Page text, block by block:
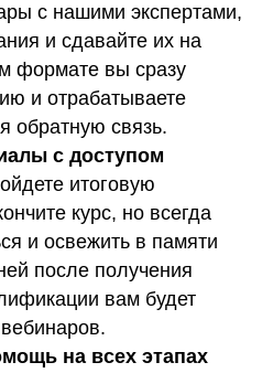
с нашими экспертами,
и сдавайте их на
формате вы сразу
и отрабатываете
обратную связь.
с доступом
итоговую
курс, но всегда
и освежить в памяти
после получения
вам будет
на всех этапах